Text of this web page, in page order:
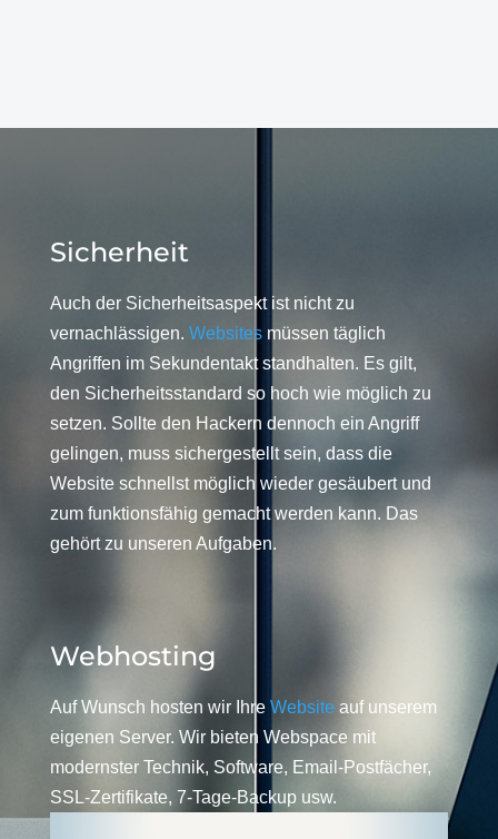
Sicherheit
Auch der Sicherheitsaspekt ist nicht zu
vernachlässigen. Websitesmüssen täglich
Angriffen im Sekundentakt standhalten. Es gilt,
den Sicherheitsstandard so hoch wie möglich zu
setzen. Sollte den Hackern dennoch ein Angriff
gelingen, muss sichergestellt sein, dass die
Website schnellst möglich wieder gesäubert und
zum funktionsfähig gemacht werden kann. Das
gehört zu unseren Aufgaben.
Webhosting
Auf Wunsch hosten wir Ihre Website auf unserem
eigenen Server. Wir bieten Webspace mit
modernster Technik, Software, Email-Postfächer,
SSL-Zertifikate, 7-Tage-Backup usw.